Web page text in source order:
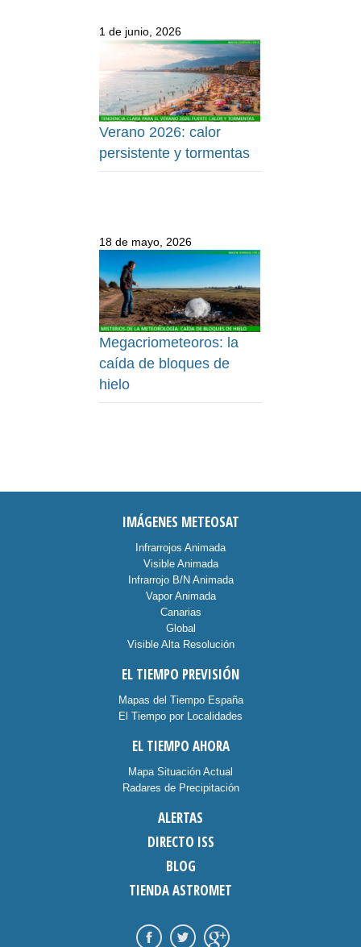
1 de junio, 2026
Verano 2026: calor
persistente y tormentas
18 de mayo, 2026
Megacriometeoros: la
caída de bloques de
hielo
IMÁGENES METEOSAT
Infrarrojos Animada
Visible Animada
Infrarrojo B/N Animada
Vapor Animada
Canarias
Global
Visible Alta Resolución
EL TIEMPO PREVISIÓN
Mapas del Tiempo España
El Tiempo por Localidades
EL TIEMPO AHORA
Mapa Situación Actual
Radares de Precipitación
ALERTAS
DIRECTO ISS
BLOG
TIENDA ASTROMET